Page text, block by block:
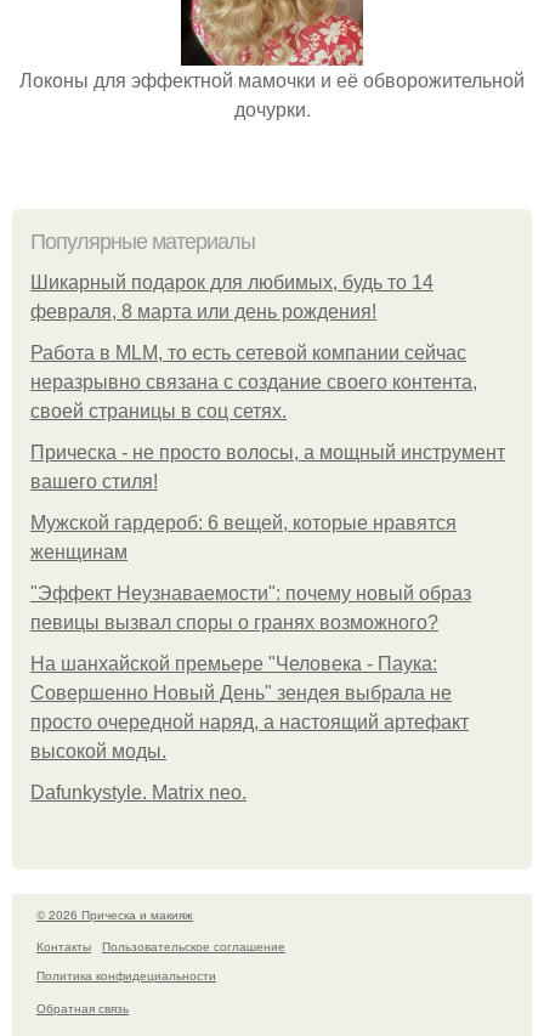
Локоны для эффектной мамочки и её обворожительной
дочурки.
Популярные материалы
Шикарный подарок для любимых, будь то 14
февраля, 8 марта или день рождения!
Работа в MLM, то есть сетевой компании сейчас
неразрывно связана с создание своего контента,
своей страницы в соц сетях.
Прическа - не просто волосы, а мощный инструмент
вашего стиля!
Мужской гардероб: 6 вещей, которые нравятся
женщинам
"Эффект Неузнаваемости": почему новый образ
певицы вызвал споры о гранях возможного?
На шанхайской премьере "Человека - Паука:
Совершенно Новый День" зендея выбрала не
просто очередной наряд, а настоящий артефакт
высокой моды.
Dafunkystyle. Matrix neo.
© 2026 Прическа и макияж
Контакты
Пользовательское соглашение
Политика конфидециальности
Обратная связь